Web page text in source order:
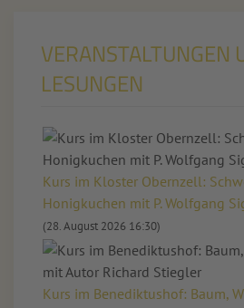
VERANSTALTUNGEN
LESUNGEN
Kurs im Kloster Obernzell:
Honigkuchen mit P. Wolfgang
(28. August 2026 16:30)
Kurs im Benediktushof: Baum,